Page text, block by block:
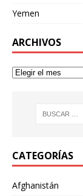
Yemen
ARCHIVOS
CATEGORÍAS
Afghanistán